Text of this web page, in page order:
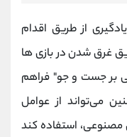
از طریق اقدام
غرق شدن در بازی ها
بر جست و جو" فراهم
می‌تواند از عوامل
استفاده کند